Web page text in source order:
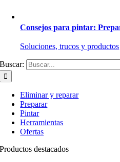
Consejos para pintar:
Soluciones, trucos y productos
Buscar:
Eliminar y reparar
Preparar
Pintar
Herramientas
Ofertas
Productos destacados